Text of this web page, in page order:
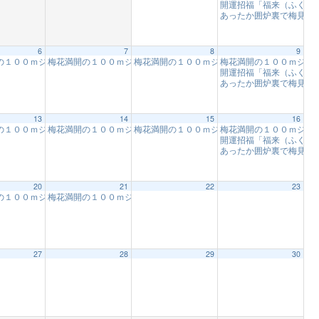
開運招福「福来（ふくれ
あったか囲炉裏で梅見
ば】 9:00 AM
アドベンチャー・つくば】 9:00 AM
体験！！【フォレストアドベンチャー・つくば】 9:00 AM
6
１００ｍジップスライド体験！！【フォレストアドベンチャー・つくば】 9:00 AM
7
梅花満開の１００ｍジップスライド体験！！【フォレストアドベンチ
8
梅花満開の１００ｍジップスライド体験！！
9
梅花満開の１００ｍジッ
開運招福「福来（ふくれ
あったか囲炉裏で梅見
ば】 9:00 AM
アドベンチャー・つくば】 9:00 AM
体験！！【フォレストアドベンチャー・つくば】 9:00 AM
13
１００ｍジップスライド体験！！【フォレストアドベンチャー・つくば】 9:00 AM
14
梅花満開の１００ｍジップスライド体験！！【フォレストアドベンチ
15
梅花満開の１００ｍジップスライド体験！！
16
梅花満開の１００ｍジッ
開運招福「福来（ふくれ
あったか囲炉裏で梅見
ば】 9:00 AM
アドベンチャー・つくば】 9:00 AM
体験！！【フォレストアドベンチャー・つくば】
20
１００ｍジップスライド体験！！【フォレストアドベンチャー・つくば】
21
梅花満開の１００ｍジップスライド体験！！【フォレストアドベンチ
22 23
27 28 29 30